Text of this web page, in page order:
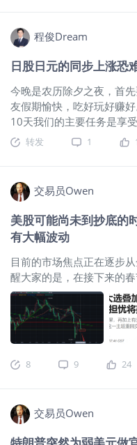
盈可以最普适的20日均线
止盈。$欧元主连
的震荡区间开始尝试向上
常的保守，似乎大家都在
失控的时候。而于此同时
渐从之前“增长和利率”主
源等供应链断裂的尾部风
束之前，我们对于股指期
分析上，都要以战争造成
动再起之后，都有哪些值
下，值得我们关注的期货
行情来看，似乎目前的市
天，美以对伊朗的打击目
人机的反击，中东多个国
扰动。 这类冲突对金融资
与波动率的突然上涨、航
的供给中
程俊Dream
日股日元的同步上涨恐
今晚是农历除夕之夜，首
友假期愉快，吃好玩好赚
10天我们的主要任务是享
但是空闲的时候也可以看看
己发红包的机会。比如上周
掉队者。众所周知，日元和
持跷跷板效应：日股上涨，
跌；日元反弹，那么日股
过去年随着石破茂的的下
的逻辑其实就已经出现了变
过）。而今年开年随着高
列操作，日元资产的大逻
更为明显。尽管短期内日股
某种预期出现了同步上涨
常态走势是难以维持的。
日元补涨日股补跌，还是说
主连 2603(NIYmain)$
2603(JPYmain)$ $日元ETF-
两倍做空(YCS)$
转发 1
交易员Owen
美股可能尚未到抄底的
有大幅波动
目前的市场焦点正在逐步
醒大家的是，在接下来的
需要做看跌“保护”的那一
最近的美股市场出现了小
不会因为这一点反弹就认
走高的趋势里。相反，我
已经确认的信号。 ​美股可
美元指数由于鹰派预期的
8 9 24
交易员Owen